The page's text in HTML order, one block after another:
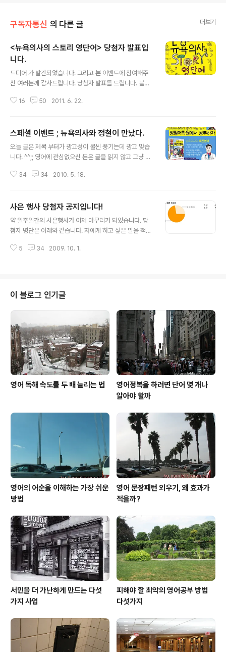
구독자통신 의 다른 글 더보기
<뉴욕의사의 스토리 영단어> 당첨자 발표입
니다.
드디어 가 발간되었습니다. 그리고 본 이벤트에 참여해주
신 여러분께 감사드립니다. 당첨자 발표를 드립니다. 블로
tmail.com oneby***@empal.com chang****@h
hank***@hanmail.net mama***@hanmail.net jo
ngsh***@******air.com neo5151@naver.com
snk9****@***.co.kr megabas****@hanmail.ne
mpal.com leej..
16 50 2011. 6. 22.
스페셜 이벤트 ; 뉴욕의사와 정철이 만났다.
오늘 글은 제목 부터가 광고성이 물씬 풍기는데 광고 맞습
니다. ^^;; 영어에 관심없으신 분은 글을 읽지 않고 그냥 넘
아서 염치 불구하고 글을 올립니다. 요즘 예상치 못한 일로
글을 발행 해봅니다. 제가 책을 낸 이후로 본 블로그에서 대
대적으로 행사를 한 적이 있기 때문에 대부분의 블로그 독
자들도 제 졸저에 대해서는 잘 알고 계시리라 생각합니다.
관련된 나름 성대한 이벤트가 진행 중이라는 사실을 알게
34 34 2010. 5. 18.
사은 행사 당첨자 공지입니다!
약 일주일간의 사은행사가 이제 마무리가 되었습니다. 당
첨자 명단은 아래와 같습니다. 저에게 하고 싶은 말을 적는
(?) 사연을 보내주셔서 누구를 뽑아드려야 할지 심사하기
이익이 가지 않도록 신경을 썼습니다. 당첨자는 아래와 같
습니다. 이메일 아이디의 앞부분만 공개합니다. (무순) Gol
do** jw_pa** ntw1** kast** freeta** cja-lo** k
airos77** korea19** get2aw** leaderjk** kgre
** skyp** arm** midor** ar..
5 34 2009. 10. 1.
이 블로그 인기글
영어 독해 속도를 두 배 늘리는 법
영어정복을 하려면 단어 몇 개나
알아야 할까
영어의 어순을 이해하는 가장 쉬운
방법
영어 문장패턴 외우기, 왜 효과가
적을까?
서민을 더 가난하게 만드는 다섯
가지 사업
피해야 할 최악의 영어공부 방법
다섯가지